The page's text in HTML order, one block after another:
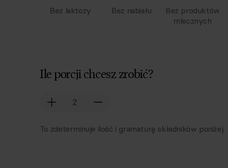
Bez laktozy Bez nabiału
Bez produktów
mlecznych
Ile porcji chcesz zrobić?
To zdeterminuje ilość i gramaturę składników poniżej.